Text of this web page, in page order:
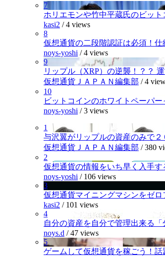
7
ホリエモンや竹中平蔵氏のビット
kasi2 /4 views
8
仮想通貨の二段階認証は必須！仕
noys-yoshi /4 views
9
リップル（XRP）の逆襲！？？
仮想通貨ＪＡＰＡＮ編集部 /4
10
ビットコインのホワイトペーパー
noys-yoshi /3 views
1
与沢翼がリップルの資産のみで２
仮想通貨ＪＡＰＡＮ編集部 /380
2
仮想通貨の情報をいち早く入手す
noys-yoshi / 106 views
3
仮想通貨マイニングマシンをゼロ
kasi2 / 101 views
4
自分の資産を自分で管理出来る「
noys.d /47 views
5
ゲームして仮想通貨を稼ごう！話